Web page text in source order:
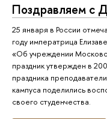
Поздравляем с
25 января в России
году императрица
«Об учреждении
праздник утвержден в
праздника
кампуса поделились
своего студенчества.